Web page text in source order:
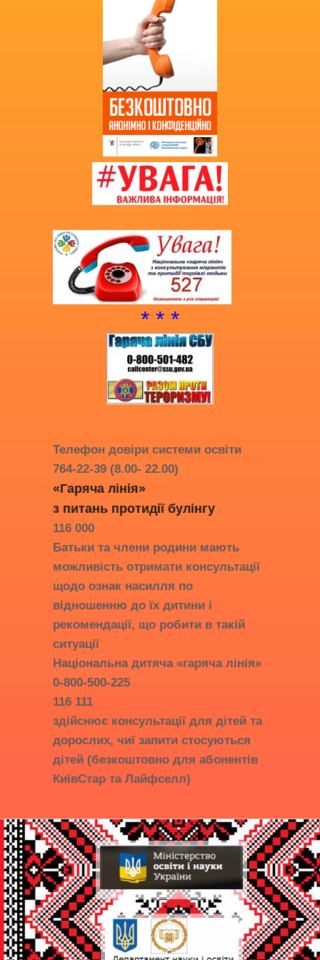
Витяг з протоколу про випуск
учнів (вихованців)
НМТ 2025
* * *
Телефон довіри системи освіти
764-22-39 (8.00- 22.00)
«Гаряча лінія»
з питань протидії булінгу
116 000
Батьки та члени родини мають
можливість отримати консультації
щодо ознак насилля по
відношенню до їх дитини і
рекомендації, що робити в такій
ситуації
Національна дитяча «гаряча лінія»
0-800-500-225
116 111
здійснює консультації для дітей та
дорослих, чиї запити стосуються
дітей (безкоштовно для абонентів
КиївСтар та Лайфселл)